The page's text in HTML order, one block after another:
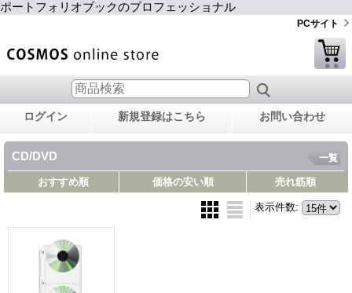
ポートフォリオブックのプロフェッショナル
PCサイト
ログイン 新規登録はこちら お問い合わせ
CD/DVD 一覧
おすすめ順 価格の安い順 売れ筋順
表示件数: